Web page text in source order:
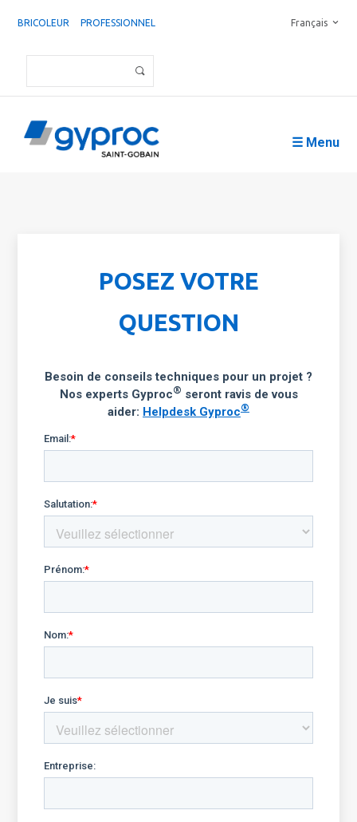
BRICOLEUR PROFESSIONNEL Français
☰ Menu
POSEZ VOTRE
QUESTION